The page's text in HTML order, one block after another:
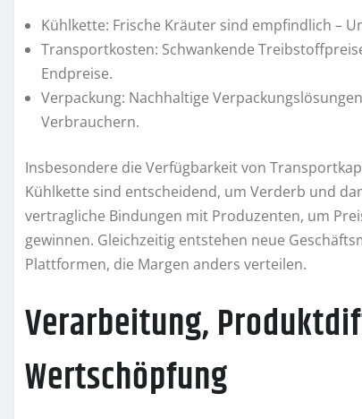
Kühlkette: Frische Kräuter sind empfindlich –
Transportkosten: Schwankende
Endpreise.
Verpackung: Nachhaltige
Verbrauchern.
Insbesondere die Verfügbarkeit von
Kühlkette sind entscheidend, um Verderb und
vertragliche Bindungen mit Produzenten, um
gewinnen. Gleichzeitig entstehen neue
Plattformen, die Margen anders verteilen.
Verarbeitung,
Wertschöpfung